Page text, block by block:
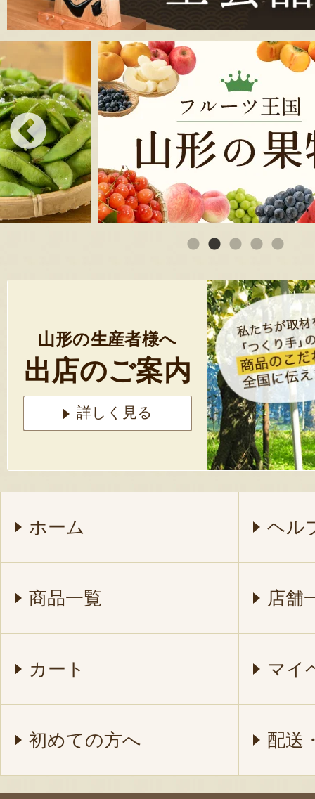
山形の生産者様へ
出店のご案内
詳しく見る
ホーム ヘル
商品一覧 店舗
カート マイ
初めての方へ 配送